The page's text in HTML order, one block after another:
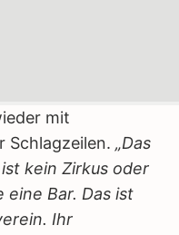
mit
Schlagzeilen. „Das
kein Zirkus oder
eine Bar. Das ist
Ihr